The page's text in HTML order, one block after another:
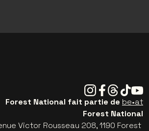
Instagram
Facebook
Threads
Tiktok
Forest National fait partie de be•at
Forest National
Victor Rousseau 208, 1190 Forest